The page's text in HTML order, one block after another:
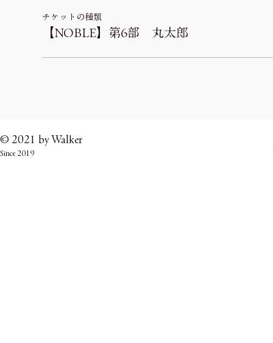
チケットの種類
【NOBLE】第6部 丸太郎
© 2021 byWalker
Since 2019